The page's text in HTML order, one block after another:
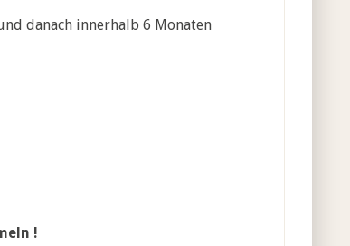
danach innerhalb 6 Monaten
!